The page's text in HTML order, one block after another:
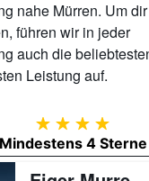
nahe Mürren. Um
führen wir in jeder
auch die
Leistung auf.
4 Sterne
Mindestens 4 Sterne